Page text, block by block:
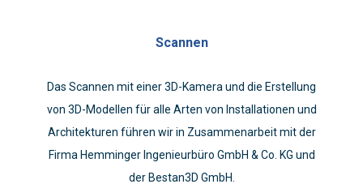
Scannen
Das Scannen mit einer 3D-Kamera und die Erstellung
von 3D-Modellen für alle Arten von Installationen und
Architekturen führen wir in Zusammenarbeit mit der
Firma Hemminger Ingenieurbüro GmbH & Co. KG und
der Bestan3D GmbH.